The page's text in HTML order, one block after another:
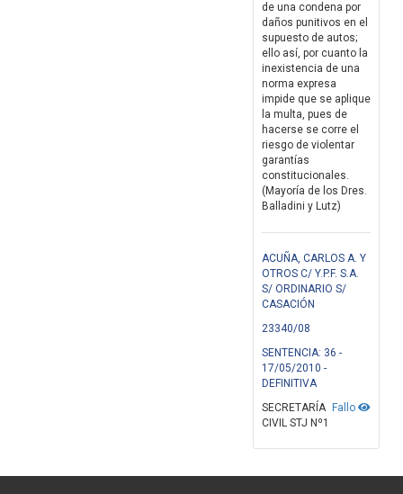
de una condena por
daños punitivos en el
supuesto de autos;
ello así, por cuanto la
inexistencia de una
norma expresa
impide que se aplique
la multa, pues de
hacerse se corre el
riesgo de violentar
garantías
constitucionales.
(Mayoría de los Dres.
Balladini y Lutz)
ACUÑA, CARLOS A. Y
OTROS C/ Y.P.F. S.A.
S/ ORDINARIO S/
CASACIÓN
23340/08
SENTENCIA: 36 -
17/05/2010 -
DEFINITIVA
Fallo
SECRETARÍA
CIVIL STJ Nº1